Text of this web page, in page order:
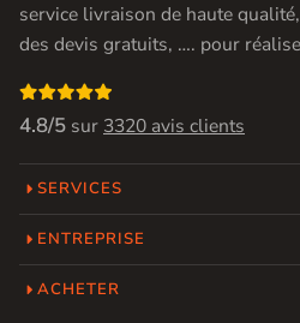
service livraison de haute
des devis gratuits, …. pour

4.8/5 sur 3320 avis clients
SERVICES
ENTREPRISE
ACHETER